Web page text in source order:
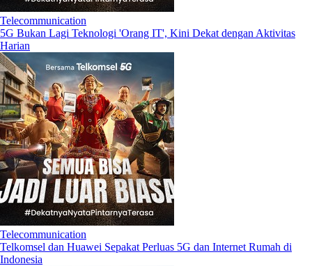
Telecommunication
5G Bukan Lagi Teknologi 'Orang IT', Kini Dekat dengan Aktivitas
Harian
Telecommunication
Telkomsel dan Huawei Sepakat Perluas 5G dan Internet Rumah di
Indonesia